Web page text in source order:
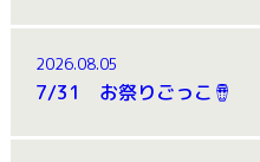
2026.08.05
7/31 お祭りごっこ🪘